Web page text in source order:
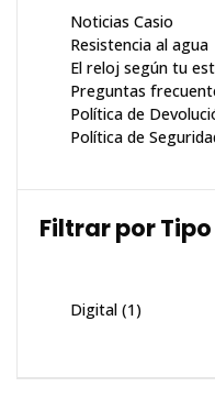
Noticias Casio
Resistencia al agua
El reloj según tu
Preguntas
Política de
Política de
Filtrar por
Digital (1)